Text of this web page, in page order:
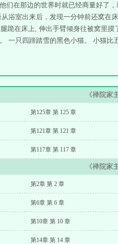
们在那边的世界时就已经商量好了
浴室出来后，发现一分钟前还窝在
跪在床上, 伸出手臂倾身往被窝里
一只四蹄踏雪的黑色小猫。 小猫
《禅院家
第125章 第 125 章
第121章 第 121 章
第117章 第 117 章
《禅院家
第2章 第 2 章
第6章 第 6 章
第10章 第 10 章
第14章 第 14 章